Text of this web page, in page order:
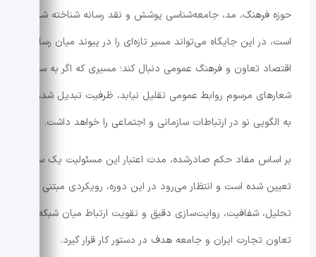
حوزه فرهنگ، مد، جامعه‌شناسی پوشش و نقد رسانه شناخته شده
است، در این جایگاه می‌تواند مسیر تازه‌ای را در پیوند میان رسانه،
اقتصاد تعاون و فرهنگ عمومی دنبال کند؛ مسیری که اگر به سطح
شعارهای مرسوم روابط عمومی تقلیل نیابد، ظرفیت تبدیل شدن
به الگویی نو در ارتباطات سازمانی و اجتماعی را خواهد داشت.
بر اساس مفاد حکم صادرشده، مدت اعتبار این مسئولیت یک سال
تعیین شده است و انتظار می‌رود در این دوره، رویکردی مبتنی بر
تحلیل، شفافیت، روایت‌سازی دقیق و تقویت ارتباط میان شبکه
تعاون تجارت ایران و جامعه هدف در دستور کار قرار گیرد.